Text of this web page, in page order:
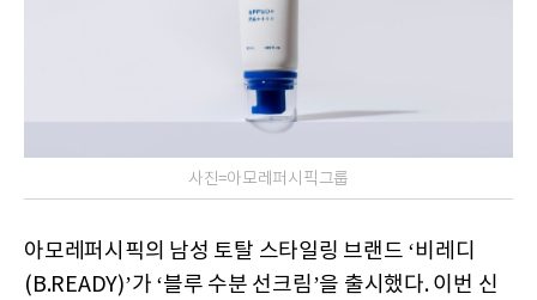
사진=아모레퍼시픽그룹
아모레퍼시픽의 남성 토탈 스타일링 브랜드 ‘비레디
(B.READY)’가 ‘블루 수분 선크림’을 출시했다. 이번 신